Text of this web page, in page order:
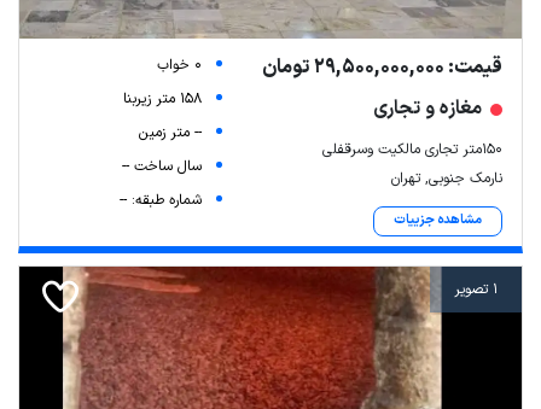
قیمت: 29,500,000,000 تومان
مغازه و تجاری
۱۵۰متر تجاری مالکیت وسرقفلی
نارمک جنوبی, تهران
مشاهده جزییات
0 خواب
158 متر زیربنا
-- متر زمین
سال ساخت --
شماره طبقه: --
1 تصویر